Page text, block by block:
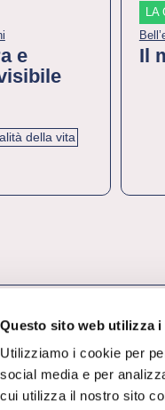
Questo sito web utilizza i
Utilizziamo i cookie per
social media e per
cui utilizza il nostro sito
e
della vita
LA
Il